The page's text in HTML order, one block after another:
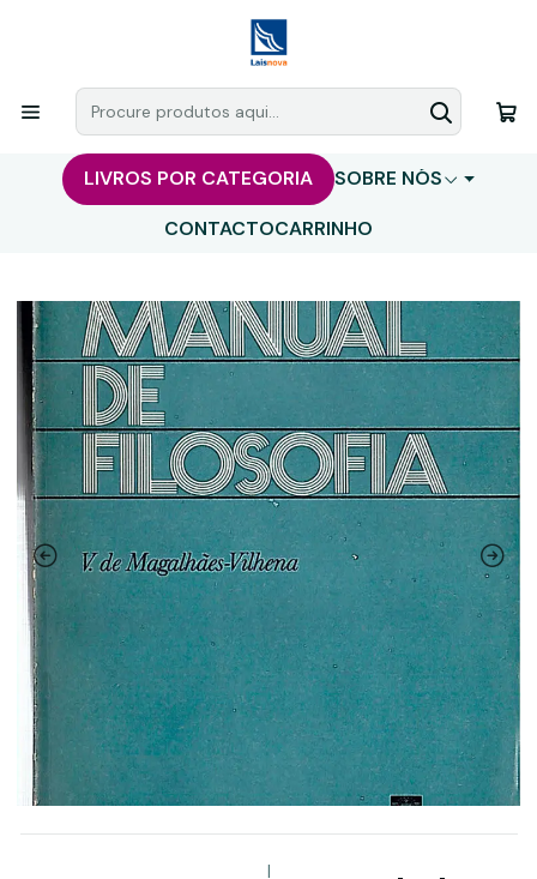
LIVROS POR CATEGORIA
SOBRE NÓS
CONTACTOCARRINHO
|